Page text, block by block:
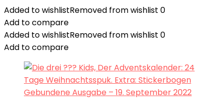
Added to wishlistRemoved from wishlist 0
Add to compare
Added to wishlistRemoved from wishlist 0
Add to compare